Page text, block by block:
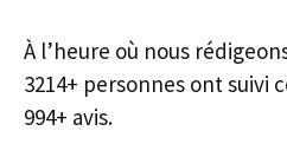
À l’heure où nous
3214+ personnes ont suivi
994+ avis.